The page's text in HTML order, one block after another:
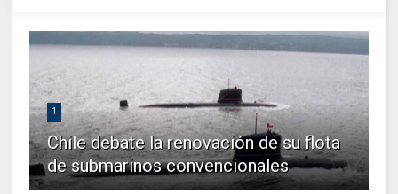
1
Chile debate la renovación de su flota
de submarinos convencionales